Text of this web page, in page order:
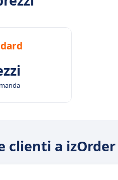
clienti a izOrder